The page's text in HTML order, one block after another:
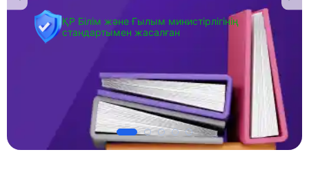
ҚР Білім және Ғылым министірлігінің
стандартымен жасалған